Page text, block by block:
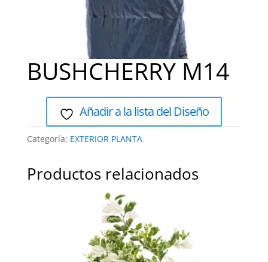
BUSHCHERRY M14
Añadir a la lista del Diseño
Categoría: EXTERIOR PLANTA
Productos relacionados